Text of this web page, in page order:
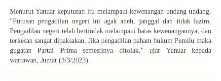
Menurut Yanuar keputusan itu melampaui kewenangan undang-undang.
"Putusan pengadilan negeri ini agak aneh, janggal dan tidak lazim.
Pengadilan negeri telah bertindak melampaui batas kewenangannya, dan
terkesan sangat dipaksakan. Jika pengadilan paham hukum Pemilu maka
gugatan Partai Prima semestinya ditolak," ujar Yanuar kepada
wartawan, Jumat (3/3/2023).